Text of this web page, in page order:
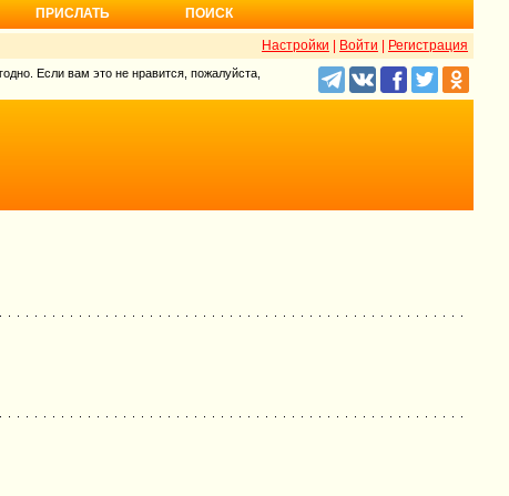
ПРИСЛАТЬ ПОИСК
Настройки Войти Регистрация
Если вам это не нравится, пожалуйста,